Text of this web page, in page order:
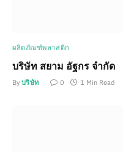
ผลิตภัณฑ์พลาสติก
บริษัท สยาม อัฐกร จำกัด
By บริษัท 0 1 Min Read